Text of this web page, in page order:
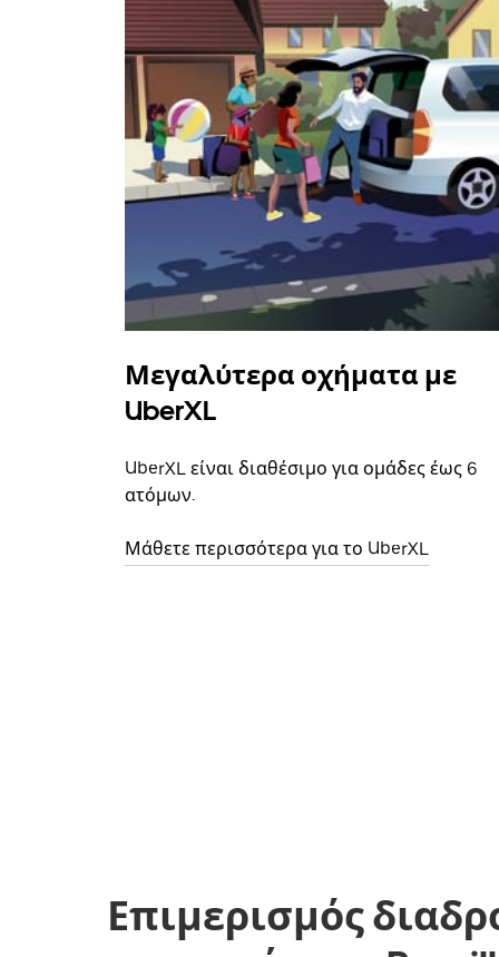
Μεγαλύτερα οχήματα με
UberXL
UberXL είναι διαθέσιμο για ομάδες έως 6
ατόμων.
Μάθετε περισσότερα για το UberXL
Επιμερισμός